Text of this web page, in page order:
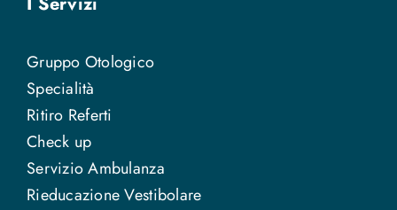
Gruppo Otologico
Specialità
Ritiro Referti
Check up
Servizio Ambulanza
Rieducazione Vestibolare